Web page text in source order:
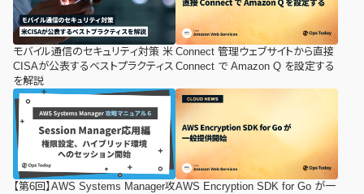
モバイル通信のセキュリティ対策 米
CISAが公表するベストプラクティス
を解説
Connect 管理ウェブサイトから直接
Connect で Amazon Q を設定する
【第6回】AWS Systems Manager攻AWS Encryption SDK for Go が一